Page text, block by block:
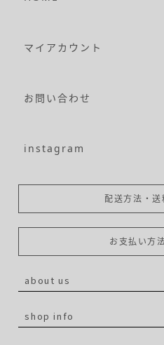
マイアカウント
お問い合わせ
instagram
配送方法・送
お支払い方
about us
shop info